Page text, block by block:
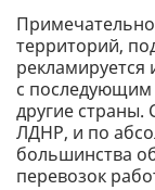
территорий,
рекламируется
с последующим
другие
ЛДНР, и по
большинства
перевозок